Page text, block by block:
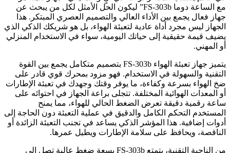
مع الساعة دوما FS-303b” ليكون الحل الأمثل لكل من يبحث عن
جهاز فعال يجمع بين الأداء العالي والتصميم العصري المبتكر. هذا
الجهاز ليس مجرد أداة عادية لتعبئة الهواء، بل هو شريكك الذكي الذي
يضيف قيمة حقيقية إلى حياتك اليومية، سواء في الاستخدام المنزلي
أو المهني.
يتميز جهاز تعبئة الهواء FS-303b بتصميم متكامل يجمع بين القوة
التقنية والسهولة في الاستخدام. فهو مزود بمحرك قوي قادر على
ضخ الهواء بسرعة وكفاءة، ما يوفر وقتك وجهدك في تعبئة الإطارات
أو المعدات الهوائية المختلفة. تتجلى براعة الجهاز في احتوائه على
ساعة رقمية دقيقة تعرض الضغط الحالي للهواء، مما يمنح
المستخدم التحكم الكامل والدقيق في عملية التعبئة دون الحاجة إلى
أدوات إضافية. هذا المؤشر الذكي يساعد في تجنب التعبئة الزائدة أو
الناقصة، ويحافظ على سلامة الإطارات ويطيل عمرها.
من الناحية التقنية، يتمتع FS-303b بسعة ضغط عالية تصل إلى